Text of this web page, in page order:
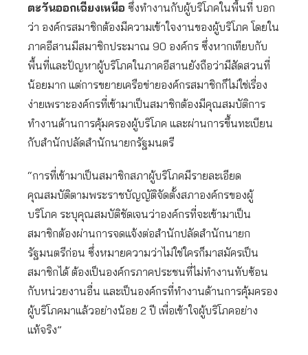
ตะวันออกเฉียงเหนือ ซึ่งทำงานกับผู้บริโภคในพื้นที่ บอก
ว่า องค์กรสมาชิกต้องมีความเข้าใจงานของผู้บริโภค โดยใน
ภาคอีสานมีสมาชิกประมาณ 90 องค์กร ซึ่งหากเทียบกับ
พื้นที่และปัญหาผู้บริโภคในภาคอีสานยังถือว่ามีสัดสวนที่
น้อยมาก แต่การขยายเครือข่ายองค์กรสมาชิกก็ไม่ใช่เรื่อง
ง่ายเพราะองค์กรที่เข้ามาเป็นสมาชิกต้องมีคุณสมบัติการ
ทำงานด้านการคุ้มครองผู้บริโภค และผ่านการขึ้นทะเบียน
กับสำนักปลัดสำนักนายกรัฐมนตรี
“การที่เข้ามาเป็นสมาชิกสภาผู้บริโภคมีรายละเอียด
คุณสมบัติตามพระราชบัญญัติจัดตั้งสภาองค์กรของผู้
บริโภค ระบุคุณสมบัติชัดเจนว่าองค์กรที่จะเข้ามาเป็น
สมาชิกต้องผ่านการจดแจ้งต่อสำนักปลัดสำนักนายก
รัฐมนตรีก่อน ซึ่งหมายความว่าไม่ใช่ใครก็มาสมัครเป็น
สมาชิกได้ ต้องเป็นองค์กรภาคประชนที่ไม่ทำงานทับซ้อน
กับหน่วยงานอื่น และเป็นองค์กรที่ทำงานด้านการคุ้มครอง
ผู้บริโภคมาแล้วอย่างน้อย 2 ปี เพื่อเข้าใจผู้บริโภคอย่าง
แท้จริง”